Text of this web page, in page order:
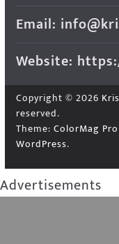
Email:
Website:
Copyright © 2026
reserved.
Theme: ColorMag Pro
WordPress.
Advertisements